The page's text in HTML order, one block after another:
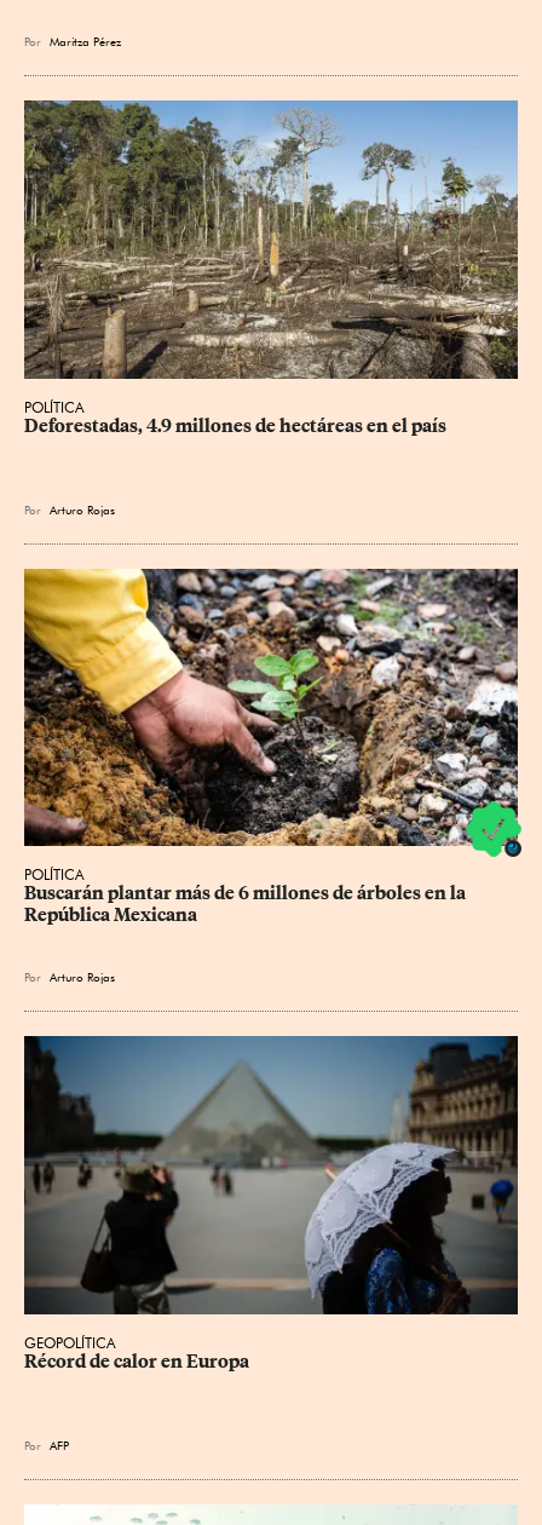
Por Maritza Pérez
POLÍTICA
Deforestadas, 4.9 millones de hectáreas en el país
Por Arturo Rojas
POLÍTICA
Buscarán plantar más de 6 millones de árboles en la
República Mexicana
Por Arturo Rojas
GEOPOLÍTICA
Récord de calor en Europa
Por AFP